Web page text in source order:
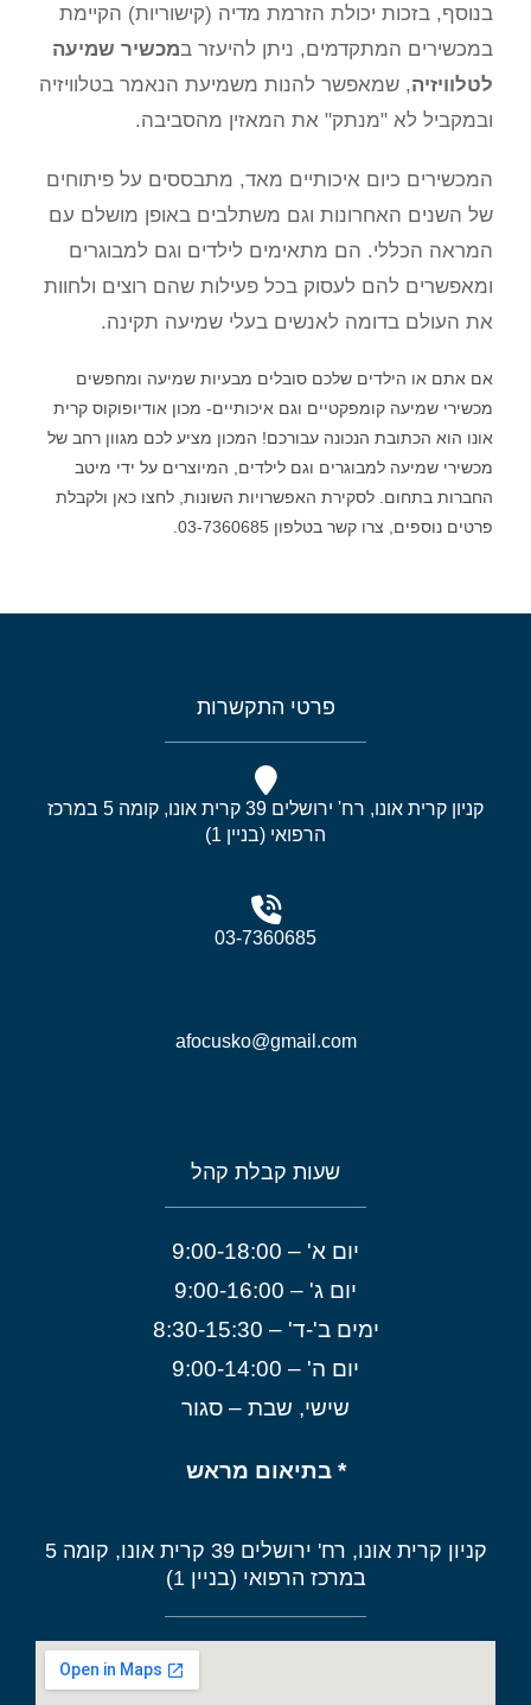
בנוסף, בזכות יכולת הזרמת מדיה (קישוריות) הקיימת
במכשירים המתקדמים, ניתן להיעזר במכשיר שמיעה
לטלוויזיה, שמאפשר להנות משמיעת הנאמר בטלוויזיה
ובמקביל לא "מנתק" את המאזין מהסביבה.
המכשירים כיום איכותיים מאד, מתבססים על פיתוחים
של השנים האחרונות וגם משתלבים באופן מושלם עם
המראה הכללי. הם מתאימים לילדים וגם למבוגרים
ומאפשרים להם לעסוק בכל פעילות שהם רוצים ולחוות
את העולם בדומה לאנשים בעלי שמיעה תקינה.
אם אתם או הילדים שלכם סובלים מבעיות שמיעה ומחפשים
מכשירי שמיעה קומפקטיים וגם איכותיים- מכון אודיופוקוס קרית
אונו הוא הכתובת הנכונה עבורכם! המכון מציע לכם מגוון רחב של
מכשירי שמיעה למבוגרים וגם לילדים, המיוצרים על ידי מיטב
החברות בתחום. לסקירת האפשרויות השונות, לחצו כאן ולקבלת
פרטים נוספים, צרו קשר בטלפון 03-7360685.
פרטי התקשרות
קניון קרית אונו, רח' ירושלים 39 קרית אונו, קומה 5 במרכז
הרפואי (בניין 1)
03-7360685
afocusko@gmail.com
שעות קבלת קהל
יום א' – 9:00-18:00
יום ג' – 9:00-16:00
ימים ב'-ד' – 8:30-15:30
יום ה' – 9:00-14:00
שישי, שבת – סגור
* בתיאום מראש
קניון קרית אונו, רח' ירושלים 39 קרית אונו, קומה 5
במרכז הרפואי (בניין 1)